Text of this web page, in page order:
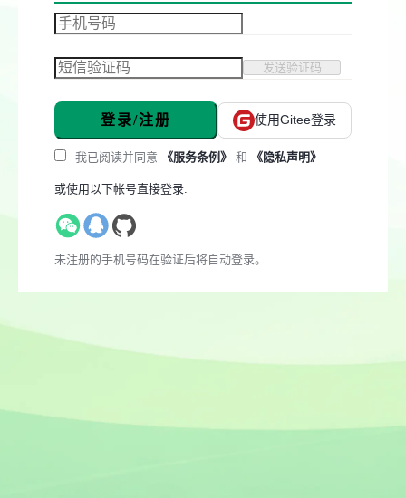
发送验证码
登录/注册 使用Gitee登录
我已阅读并同意 《服务条例》 和 《隐私声明》
或使用以下帐号直接登录:
未注册的手机号码在验证后将自动登录。